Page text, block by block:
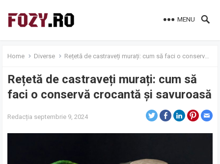
MENU
Home Diverse Rețetă de castraveți murați: cum să faci o conservă crocantă și savuroasă
Rețetă de castraveți murați: cum să
faci o conservă crocantă și savuroasă
Redacția septembrie 9, 2024